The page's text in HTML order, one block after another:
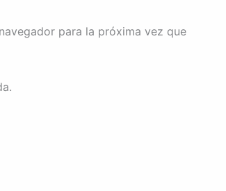
para la próxima vez que